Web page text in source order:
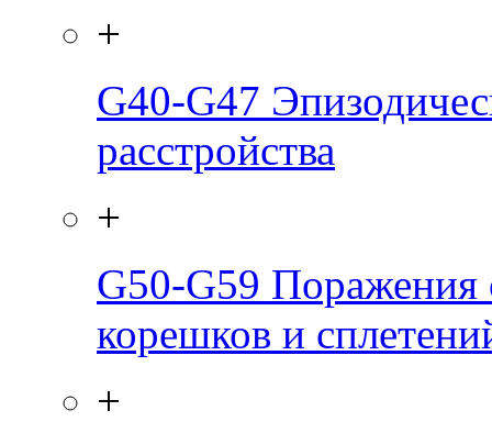
+
G40-G47
расстройства
+
G50-G59 Поражения
корешков и
+